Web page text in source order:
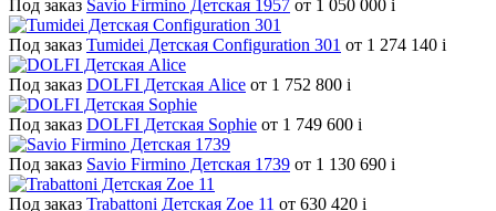
Под заказ Savio Firmino Детская 1957 от 1 050 000 i
Под заказ Tumidei Детская Configuration 301 от 1 274 140 i
Под заказ DOLFI Детская Alice от 1 752 800 i
Под заказ DOLFI Детская Sophie от 1 749 600 i
Под заказ Savio Firmino Детская 1739 от 1 130 690 i
Под заказ Trabattoni Детская Zoe 11 от 630 420 i